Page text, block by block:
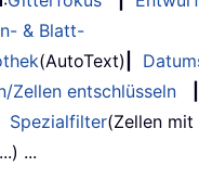
& Blatt-
(AutoText)
Zellen entschlüsseln
Spezialfilter(Zellen
...